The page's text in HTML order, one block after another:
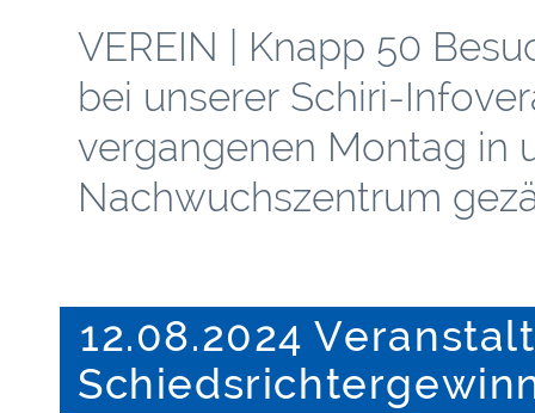
VEREIN | Knapp 50
bei unserer Schiri-
vergangenen Montag in
Nachwuchszentrum
12.08.2024